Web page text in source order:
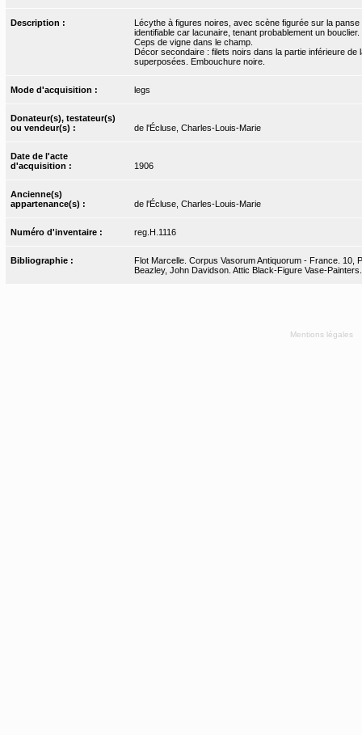
Description :
Lécythe à figures noires, avec scène figurée sur la
identifiable car lacunaire, tenant probablement un bouclier.
Ceps de vigne dans le champ.
Décor secondaire : filets noirs dans la partie inférieure
superposées. Embouchure noire.
Mode d'acquisition : legs
Donateur(s), testateur(s)
ou vendeur(s) :
de l'Écluse, Charles-Louis-Marie
Date de l'acte
d'acquisition :
1906
Ancienne(s)
appartenance(s) :
de l'Écluse, Charles-Louis-Marie
Numéro d'inventaire : reg.H.1116
Bibliographie :
Flot Marcelle. Corpus Vasorum Antiquorum - France. 10,
Beazley, John Davidson. Attic Black-Figure Vase-
Mentions légales